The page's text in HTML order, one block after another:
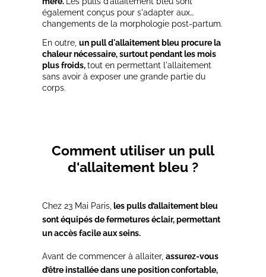
également conçus pour s'adapter aux
changements de la morphologie post-partum.
En outre, un pull d'allaitement bleu procure la
chaleur nécessaire, surtout pendant les mois
plus froids,tout en permettant l'allaitement
sans avoir à exposer une grande partie du
corps.
Comment utiliser un pull
d'allaitement bleu ?
Chez 23 Mai Paris, les pulls d’allaitement bleu
sont équipés de fermetures éclair, permettant
un accès facile aux seins.
Avant de commencer à allaiter, assurez-vous
d’être installée dans une position confortable,